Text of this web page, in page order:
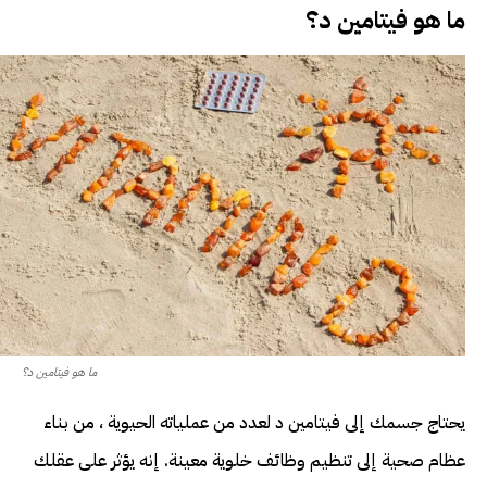
ما هو فيتامين د؟
ما هو فيتامين د؟
يحتاج جسمك إلى فيتامين د لعدد من عملياته الحيوية ، من بناء
عظام صحية إلى تنظيم وظائف خلوية معينة. إنه يؤثر على عقلك